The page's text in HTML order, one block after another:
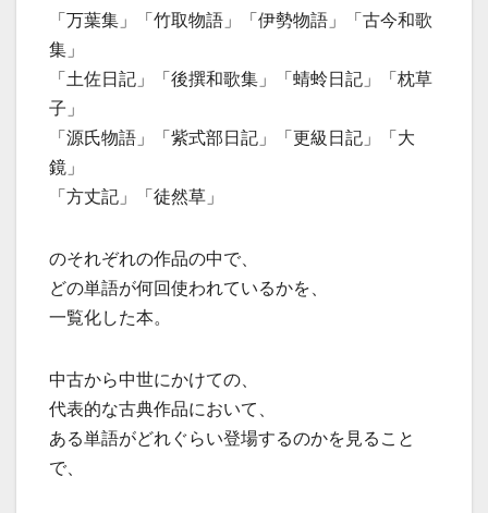
「万葉集」「竹取物語」「伊勢物語」「古今和歌
集」
「土佐日記」「後撰和歌集」「蜻蛉日記」「枕草
子」
「源氏物語」「紫式部日記」「更級日記」「大
鏡」
「方丈記」「徒然草」
のそれぞれの作品の中で、
どの単語が何回使われているかを、
一覧化した本。
中古から中世にかけての、
代表的な古典作品において、
ある単語がどれぐらい登場するのかを見ること
で、